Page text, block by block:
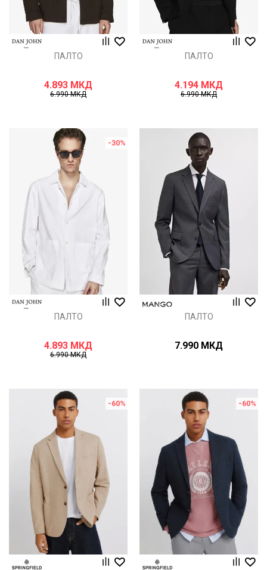
ПАЛТО
4.893 МКД
6.990МКД
ПАЛТО
4.194 МКД
6.990МКД
-30%
ПАЛТО
4.893 МКД
6.990МКД
ПАЛТО
7.990 МКД
-60% -60%